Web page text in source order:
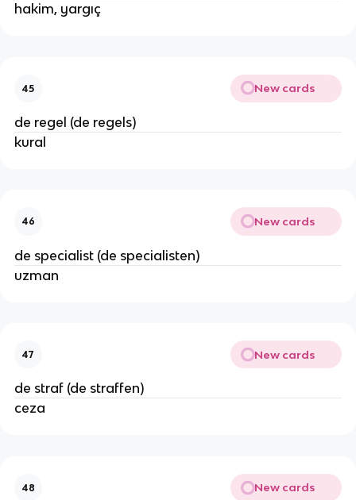
hakim, yargıç
45 New cards
de regel (de regels)
kural
46 New cards
de specialist (de specialisten)
uzman
47 New cards
de straf (de straffen)
ceza
48 New cards